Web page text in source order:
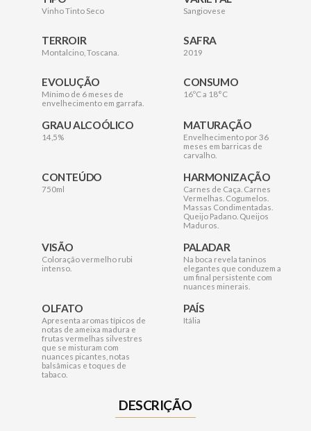
Vinho Tinto Seco Sangiovese
TERROIR
Montalcino, Toscana.
SAFRA
2019
EVOLUÇÃO
Mínimo de 6 meses de
envelhecimento em garrafa.
CONSUMO
16ºC a 18°C
GRAU ALCOÓLICO
14,5%
MATURAÇÃO
Envelhecimento por 36
meses em barricas de
carvalho.
CONTEÚDO
750ml
HARMONIZAÇÃO
Carnes de Caça. Carnes
Vermelhas. Cogumelos.
Massas Condimentadas.
Queijo Padano. Queijos
Maduros.
VISÃO
Coloração vermelho rubi
intenso.
PALADAR
Na boca revela taninos
elegantes que conduzem a
um final persistente com
nuances minerais.
OLFATO
Apresenta aromas típicos de
notas de ameixa madura e
frutas vermelhas silvestres
que se misturam com
nuances picantes, notas
balsâmicas e toques de
tabaco.
PAÍS
Itália
DESCRIÇÃO